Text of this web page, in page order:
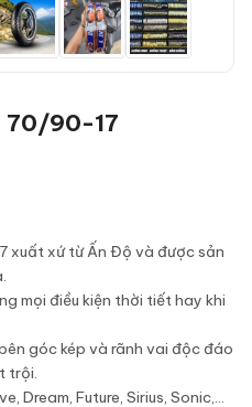
70/90-17
xuất xứ từ Ấn Độ và được sản
mọi điều kiện thời tiết hay khi
góc kép và rãnh vai độc đáo
trội.
Dream, Future, Sirius, Sonic,...